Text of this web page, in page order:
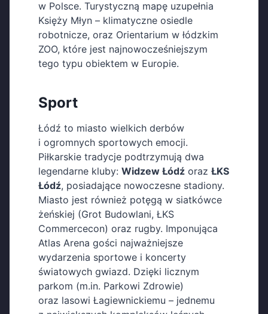
w Polsce. Turystyczną mapę uzupełnia
Księży Młyn – klimatyczne osiedle
robotnicze, oraz Orientarium w łódzkim
ZOO, które jest najnowocześniejszym
tego typu obiektem w Europie.
Sport
Łódź to miasto wielkich derbów
i ogromnych sportowych emocji.
Piłkarskie tradycje podtrzymują dwa
legendarne kluby: Widzew Łódź oraz ŁKS
Łódź, posiadające nowoczesne stadiony.
Miasto jest również potęgą w siatkówce
żeńskiej (Grot Budowlani, ŁKS
Commercecon) oraz rugby. Imponująca
Atlas Arena gości najważniejsze
wydarzenia sportowe i koncerty
światowych gwiazd. Dzięki licznym
parkom (m.in. Parkowi Zdrowie)
oraz lasowi Łagiewnickiemu – jednemu